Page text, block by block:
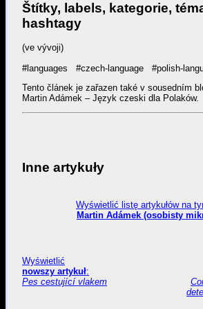
Štítky, labels, kategorie,
hashtagy
(ve vývoji)
#languages
#czech-language
#polish-
Tento článek je zařazen také v sousedním
Martin Adámek – Język czeski dla Polaków.
Inne artykuły
Wyświetlić listę artykułów na
Martin Adámek (osobisty
Wyświetlić
nowszy artykuł:
Pes cestující vlakem